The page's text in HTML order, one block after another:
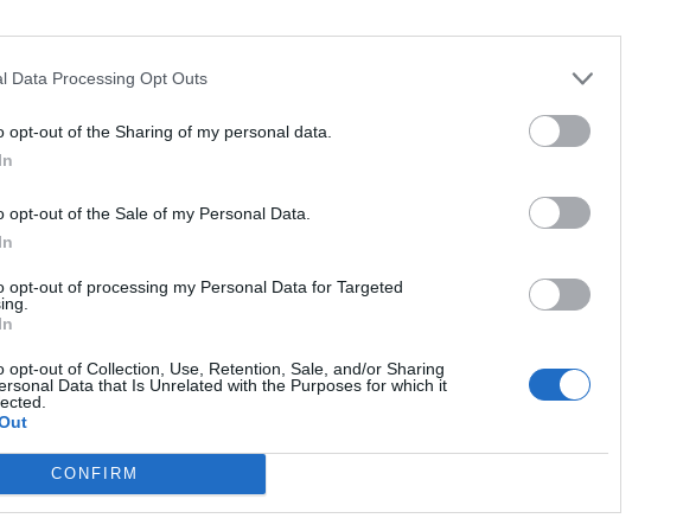
Data Processing Opt Outs
opt-out of the Sharing of my personal data.
opt-out of the Sale of my Personal Data.
opt-out of processing my Personal Data for Targeted
opt-out of Collection, Use, Retention, Sale, and/or Sharing
Data that Is Unrelated with the Purposes for which it
CONFIRM
v slanej vode. Nakrájajte mäso a rozmrazte zeleninu. Zmiešajte mäso a
teplotám a potrite ju olejom. Nádobu naplňte zmesou a nechajte piecť v
dobu 15 až 20 minút. Dobrú chuť!
Prečítajte si aj
sa a užívajte si: 6 tipov, ako mať z intímneho zblíženia intenzívnejší pôžitok
vody a málo úspor na blížiace sa ročné vyúčtovanie?